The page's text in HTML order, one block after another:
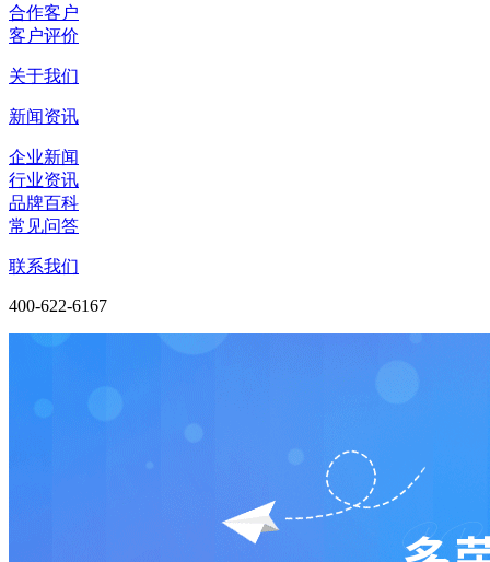
合作客户
客户评价
关于我们
新闻资讯
企业新闻
行业资讯
品牌百科
常见问答
联系我们
400-622-6167